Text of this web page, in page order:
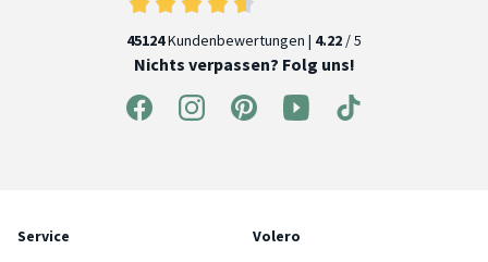
45124Kundenbewertungen | 4.22 / 5
Nichts verpassen? Folg uns!
Service Volero